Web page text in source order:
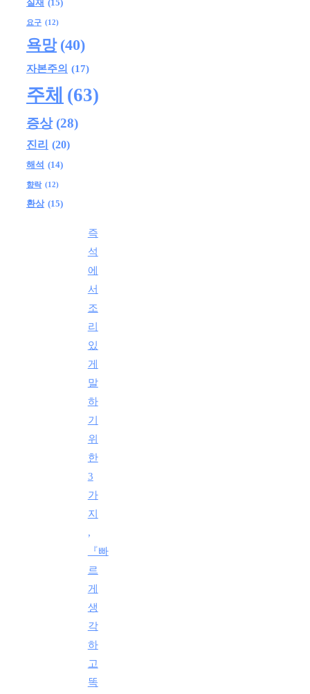
실재 (15)
요구 (12)
욕망 (40)
자본주의 (17)
주체 (63)
증상 (28)
진리 (20)
해석 (14)
향락 (12)
환상 (15)
즉
석
에
서
조
리
있
게
말
하
기
위
한
3
가
지
,
『빠
르
게
생
각
하
고
똑